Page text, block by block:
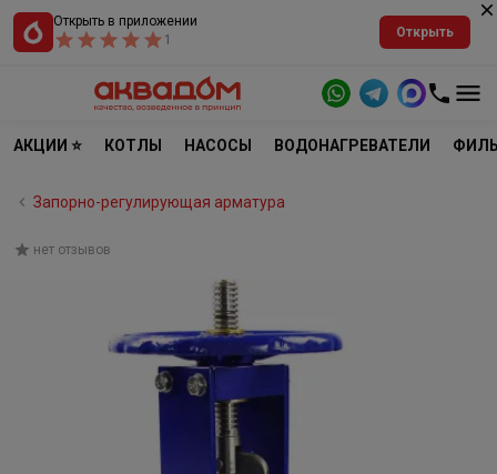
Открыть в приложении
1
Открыть
АКЦИИ ⭐ КОТЛЫ НАСОСЫ ВОДОНАГРЕВАТЕЛИ
Запорно-регулирующая арматура
нет отзывов